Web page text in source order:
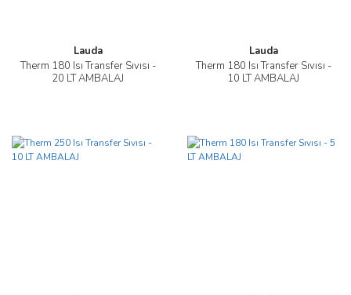
Lauda
Therm 180 Isı Transfer Sıvısı -
20 LT AMBALAJ
Lauda
Therm 180 Isı Transfer Sıvısı -
10 LT AMBALAJ